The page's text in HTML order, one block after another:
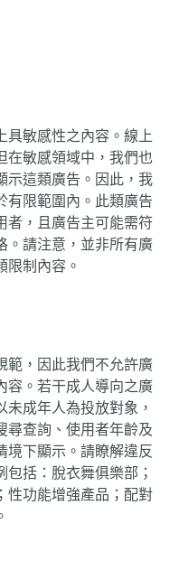
具敏感性之內容。線上
在敏感領域中，我們也
示這類廣告。因此，我
有限範圍內。此類廣告
者，且廣告主可能需符
。請注意，並非所有廣
限制內容。
範，因此我們不允許廣
容。若干成人導向之廣
成年人為投放對象，
尋查詢、使用者年齡及
境下顯示。請瞭解違反
括：脫衣舞俱樂部；
性功能增強產品；配對